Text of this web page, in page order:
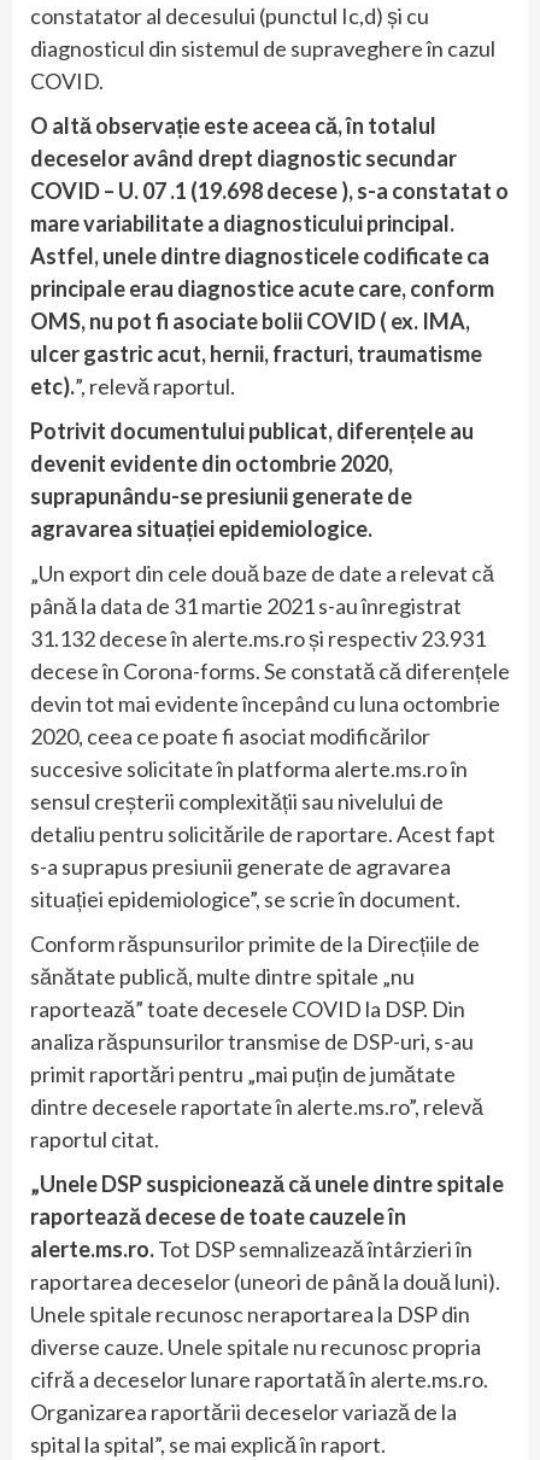
constatator al decesului (punctul Ic,d) și cu
diagnosticul din sistemul de supraveghere în cazul
COVID.
O altă observație este aceea că, în totalul
deceselor având drept diagnostic secundar
COVID – U. 07 .1 (19.698 decese ), s-a constatat o
mare variabilitate a diagnosticului principal.
Astfel, unele dintre diagnosticele codificate ca
principale erau diagnostice acute care, conform
OMS, nu pot fi asociate bolii COVID ( ex. IMA,
ulcer gastric acut, hernii, fracturi, traumatisme
etc).”, relevă raportul.
Potrivit documentului publicat, diferențele au
devenit evidente din octombrie 2020,
suprapunându-se presiunii generate de
agravarea situației epidemiologice.
„Un export din cele două baze de date a relevat că
până la data de 31 martie 2021 s-au înregistrat
31.132 decese în alerte.ms.ro și respectiv 23.931
decese în Corona-forms. Se constată că diferențele
devin tot mai evidente începând cu luna octombrie
2020, ceea ce poate fi asociat modificărilor
succesive solicitate în platforma alerte.ms.ro în
sensul creșterii complexității sau nivelului de
detaliu pentru solicitările de raportare. Acest fapt
s-a suprapus presiunii generate de agravarea
situației epidemiologice”, se scrie în document.
Conform răspunsurilor primite de la Direcțiile de
sănătate publică, multe dintre spitale „nu
raportează” toate decesele COVID la DSP. Din
analiza răspunsurilor transmise de DSP-uri, s-au
primit raportări pentru „mai puțin de jumătate
dintre decesele raportate în alerte.ms.ro”, relevă
raportul citat.
„Unele DSP suspicionează că unele dintre spitale
raportează decese de toate cauzele în
alerte.ms.ro.Tot DSP semnalizează întârzieri în
raportarea deceselor (uneori de până la două luni).
Unele spitale recunosc neraportarea la DSP din
diverse cauze. Unele spitale nu recunosc propria
cifră a deceselor lunare raportată în alerte.ms.ro.
Organizarea raportării deceselor variază de la
spital la spital”, se mai explică în raport.